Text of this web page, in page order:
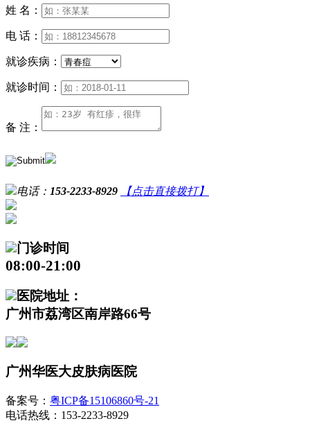
姓 名：
电 话：
就诊疾病：
就诊时间：
备 注：
电话： 153-2233-8929 【点击直接拨打】
门诊时间
08:00-21:00
医院地址：
广州市荔湾区南岸路66号
广州华医大皮肤病医院
备案号： 粤ICP备15106860号-21
电话热线：153-2233-8929